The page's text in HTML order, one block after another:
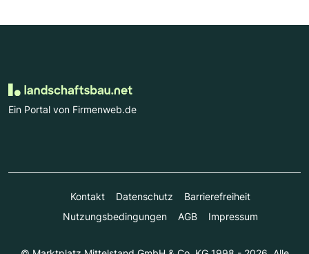
Ein Portal von Firmenweb.de
Kontakt Datenschutz
Barrierefreiheit
Nutzungsbedingungen
AGB Impressum